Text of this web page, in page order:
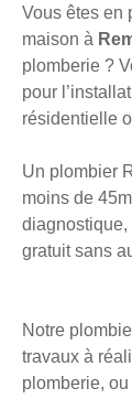
Vous êtes en
maison à
plomberie ?
pour
résidentielle
Un plombier
moins de
gratuit sans
Notre
travaux à
plomberie,